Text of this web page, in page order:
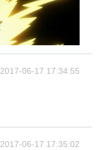
2017-06-17 17:34:55
2017-06-17 17:35:02